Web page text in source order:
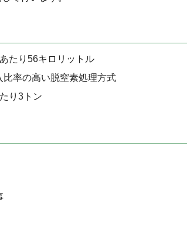
たり56キロリットル
率の高い脱窒素処理方式
り3トン